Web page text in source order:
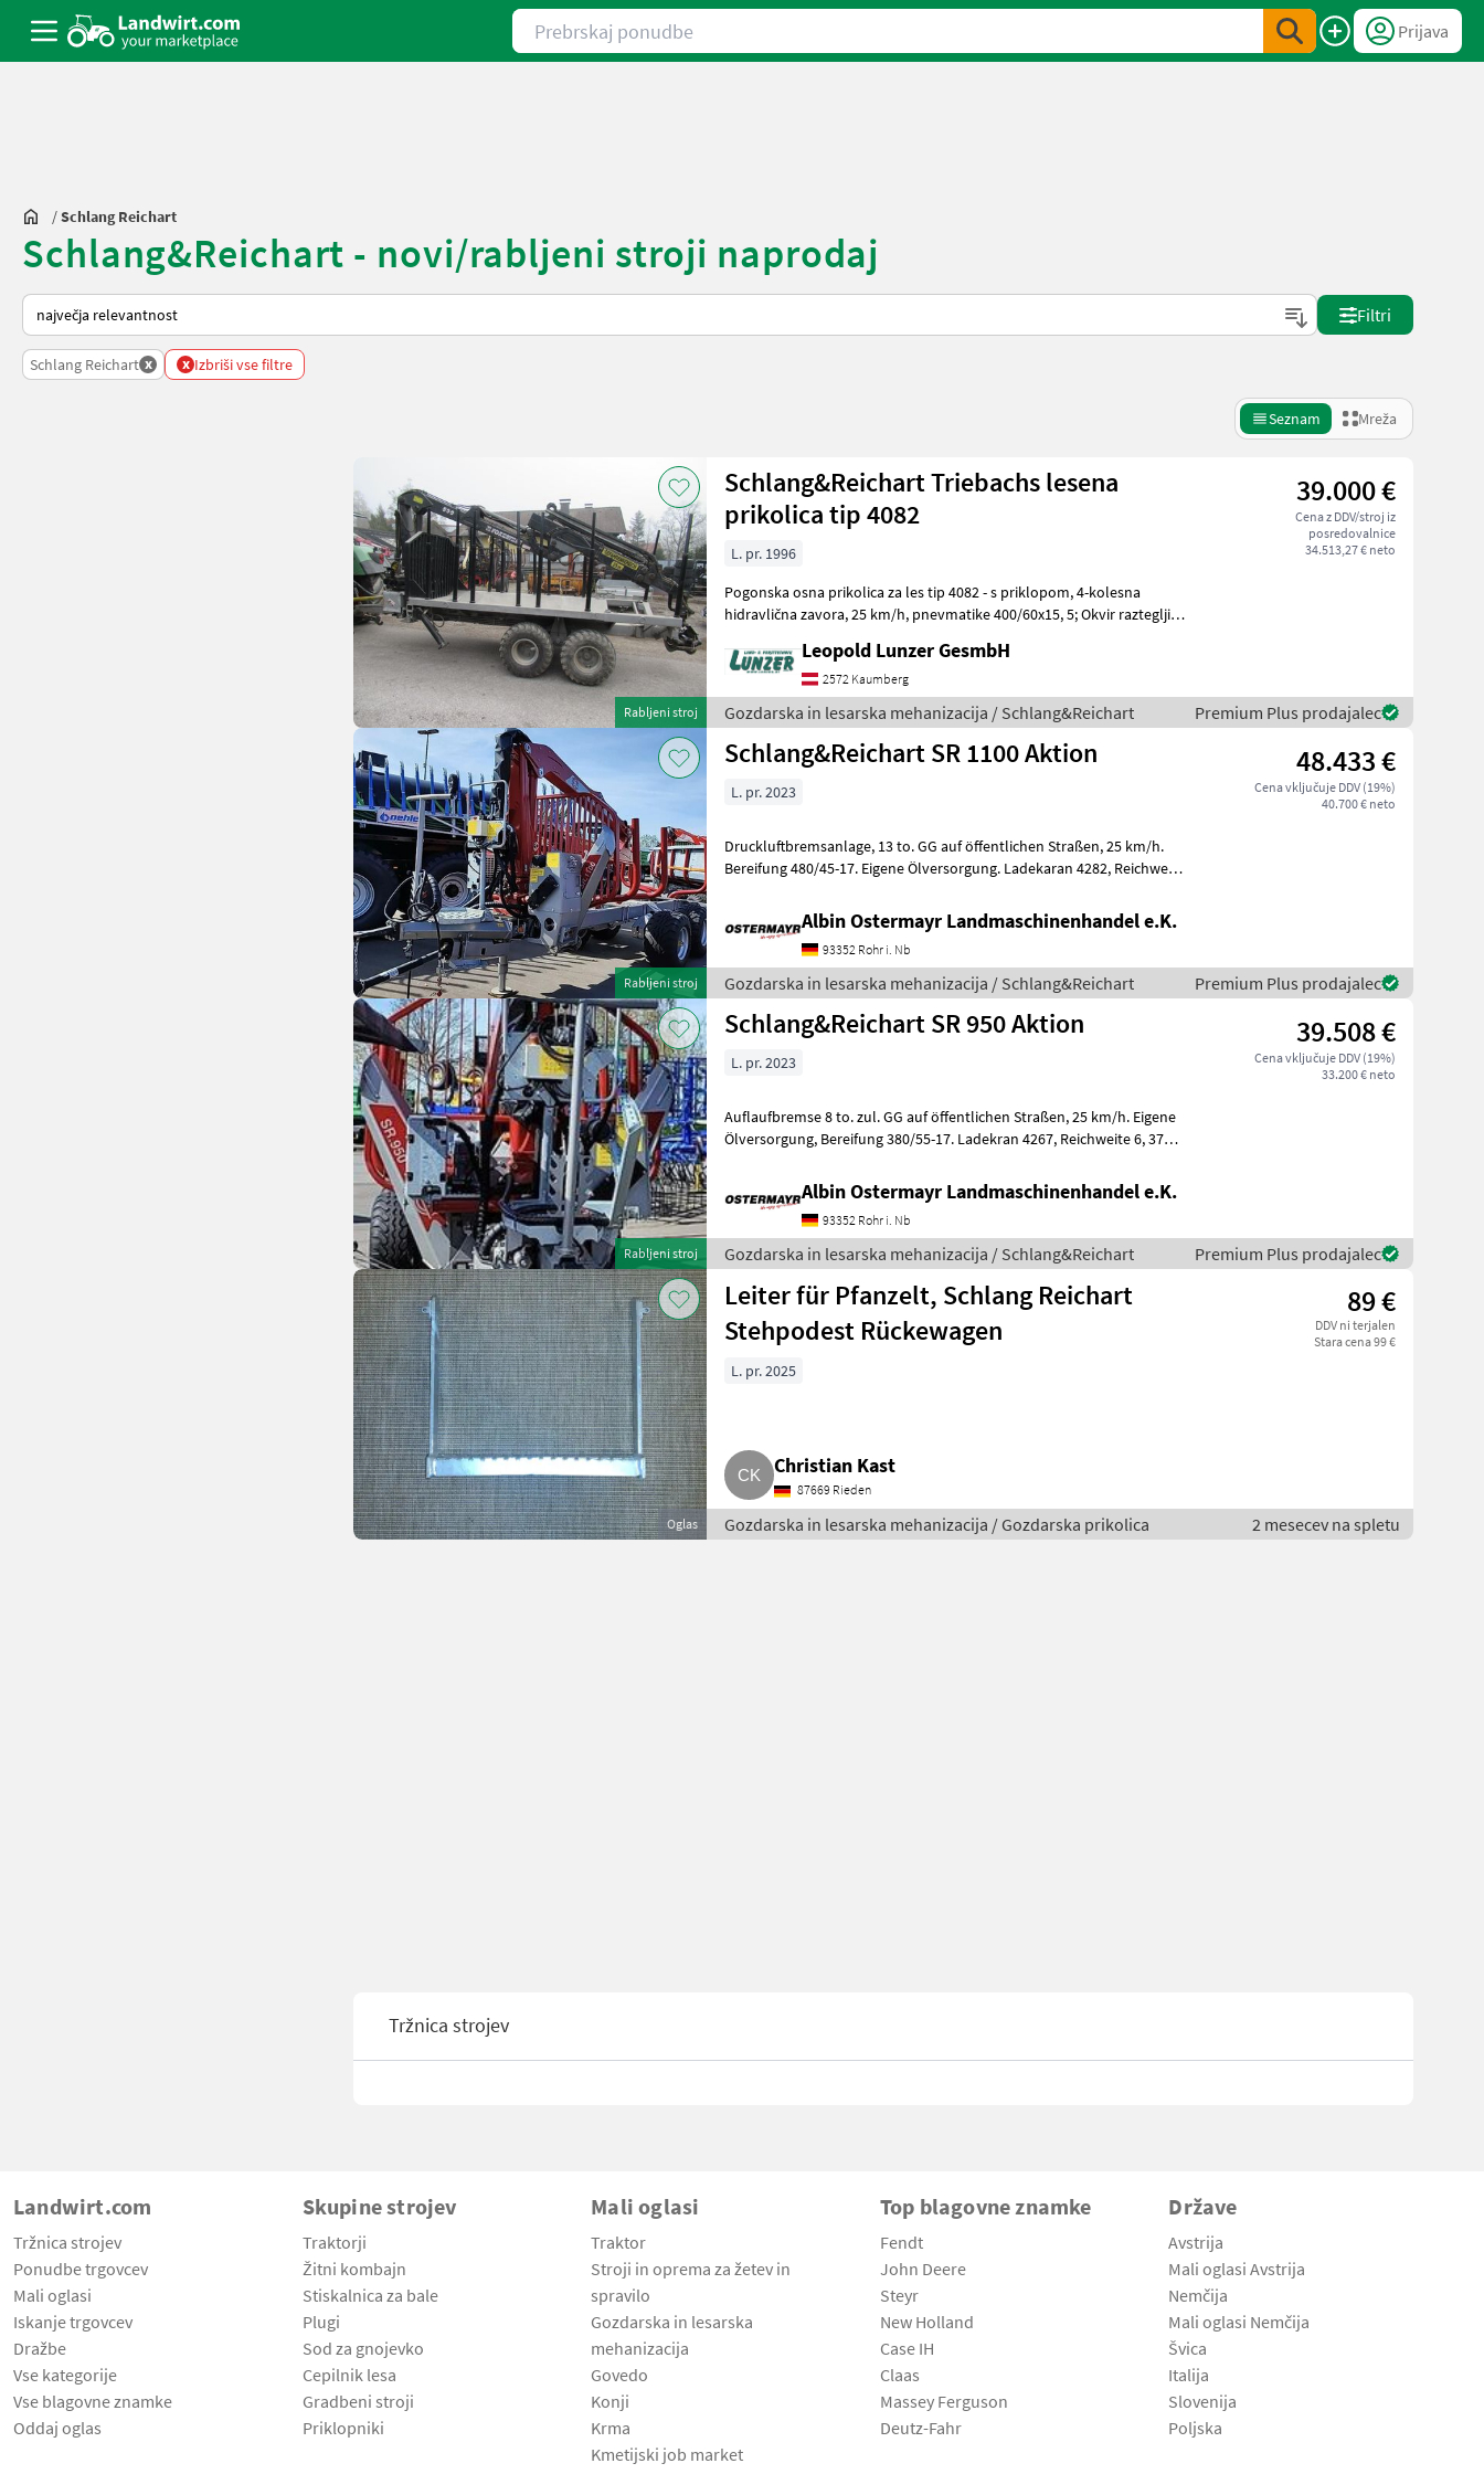
Prebrskaj ponudbe
Prijava
/Schlang Reichart
Schlang&Reichart - novi/rabljeni stroji naprodaj
Tako je razvrščeno na Landwirt.com
Filtri
Schlang Reichart x x Izbriši vse filtre
Seznam Mreža
Rabljeni stroj
Schlang&Reichart Triebachs lesena
prikolica tip 4082
39.000 €
Cena z DDV/stroj iz
posredovalnice
34.513,27 € neto
L. pr. 1996
Pogonska osna prikolica za les tip 4082 - s priklopom, 4-kolesna
hidravlična zavora, 25 km/h, pnevmatike 400/60x15, 5; Okvir raztegljiv,
Leopold Lunzer GesmbH
2572 Kaumberg
Gozdarska in lesarska mehanizacija / Schlang&Reichart Premium Plus prodajalec
Rabljeni stroj
Schlang&Reichart SR 1100 Aktion 48.433 €
Cena vključuje DDV (19%)
40.700 € neto
L. pr. 2023
Druckluftbremsanlage, 13 to. GG auf öffentlichen Straßen, 25 km/h.
Bereifung 480/45-17. Eigene Ölversorgung. Ladekaran 4282, Reichweite
Albin Ostermayr Landmaschinenhandel e.K.
93352 Rohr i. Nb
Gozdarska in lesarska mehanizacija / Schlang&Reichart Premium Plus prodajalec
Rabljeni stroj
Schlang&Reichart SR 950 Aktion 39.508 €
Cena vključuje DDV (19%)
33.200 € neto
L. pr. 2023
Auflaufbremse 8 to. zul. GG auf öffentlichen Straßen, 25 km/h. Eigene
Ölversorgung, Bereifung 380/55-17. Ladekran 4267, Reichweite 6, 37
Albin Ostermayr Landmaschinenhandel e.K.
93352 Rohr i. Nb
Gozdarska in lesarska mehanizacija / Schlang&Reichart Premium Plus prodajalec
Oglas
Leiter für Pfanzelt, Schlang Reichart
Stehpodest Rückewagen
89 €
DDV ni terjalen
Stara cena 99 €
L. pr. 2025
Christian Kast
87669 Rieden
Gozdarska in lesarska mehanizacija / Gozdarska prikolica 2 mesecev na spletu
Tržnica strojev
Landwirt.com
Tržnica strojev
Ponudbe trgovcev
Mali oglasi
Iskanje trgovcev
Dražbe
Vse kategorije
Vse blagovne znamke
Oddaj oglas
Skupine strojev
Traktorji
Žitni kombajn
Stiskalnica za bale
Plugi
Sod za gnojevko
Cepilnik lesa
Gradbeni stroji
Priklopniki
Mali oglasi
Traktor
Stroji in oprema za žetev in
spravilo
Gozdarska in lesarska
mehanizacija
Govedo
Konji
Krma
Kmetijski job market
Top blagovne znamke
Fendt
John Deere
Steyr
New Holland
Case IH
Claas
Massey Ferguson
Deutz-Fahr
Države
Avstrija
Mali oglasi Avstrija
Nemčija
Mali oglasi Nemčija
Švica
Italija
Slovenija
Poljska